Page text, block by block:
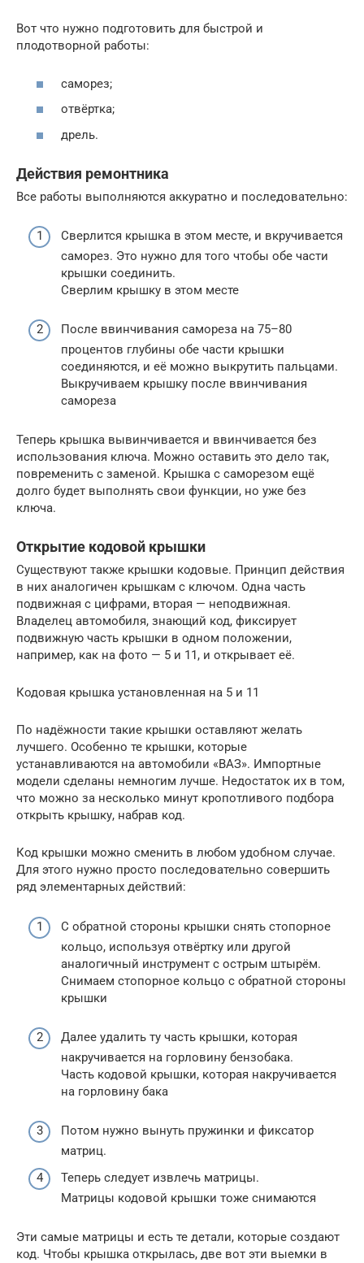
Вот что нужно подготовить для быстрой и
плодотворной работы:
саморез;
отвёртка;
дрель.
Действия ремонтника
Все работы выполняются аккуратно и последовательно:
Сверлится крышка в этом месте, и вкручивается
саморез. Это нужно для того чтобы обе части
крышки соединить.
Сверлим крышку в этом месте
После ввинчивания самореза на 75–80
процентов глубины обе части крышки
соединяются, и её можно выкрутить пальцами.
Выкручиваем крышку после ввинчивания
самореза
Теперь крышка вывинчивается и ввинчивается без
использования ключа. Можно оставить это дело так,
повременить с заменой. Крышка с саморезом ещё
долго будет выполнять свои функции, но уже без
ключа.
Открытие кодовой крышки
Существуют также крышки кодовые. Принцип действия
в них аналогичен крышкам с ключом. Одна часть
подвижная с цифрами, вторая — неподвижная.
Владелец автомобиля, знающий код, фиксирует
подвижную часть крышки в одном положении,
например, как на фото — 5 и 11, и открывает её.
Кодовая крышка установленная на 5 и 11
По надёжности такие крышки оставляют желать
лучшего. Особенно те крышки, которые
устанавливаются на автомобили «ВАЗ». Импортные
модели сделаны немногим лучше. Недостаток их в том,
что можно за несколько минут кропотливого подбора
открыть крышку, набрав код.
Код крышки можно сменить в любом удобном случае.
Для этого нужно просто последовательно совершить
ряд элементарных действий:
С обратной стороны крышки снять стопорное
кольцо, используя отвёртку или другой
аналогичный инструмент с острым штырём.
Снимаем стопорное кольцо с обратной стороны
крышки
Далее удалить ту часть крышки, которая
накручивается на горловину бензобака.
Часть кодовой крышки, которая накручивается
на горловину бака
Потом нужно вынуть пружинки и фиксатор
матриц.
Теперь следует извлечь матрицы.
Матрицы кодовой крышки тоже снимаются
Эти самые матрицы и есть те детали, которые создают
код. Чтобы крышка открылась, две вот эти выемки в